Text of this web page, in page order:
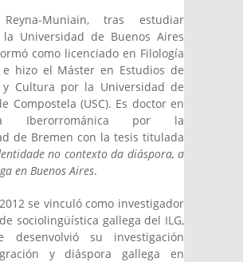
Reyna-Muniain, tras estudiar
Universidad de Buenos Aires
como licenciado en Filología
e hizo el Máster en Estudios de
y Cultura por la Universidad de
Compostela (USC). Es doctor en
Iberorrománica por la
de Bremen con la tesis titulada
no contexto da diáspora, a
en Buenos Aires.
se vinculó como investigador
sociolingüística gallega del ILG,
desenvolvió su investigación
y diáspora gallega en